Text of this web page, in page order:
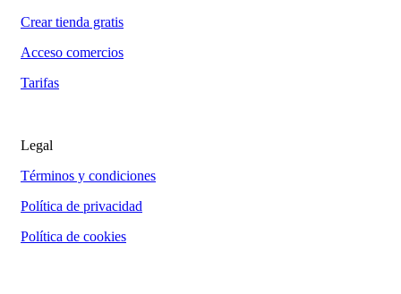
Crear tienda gratis
Acceso comercios
Tarifas
Legal
Términos y condiciones
Política de privacidad
Política de cookies